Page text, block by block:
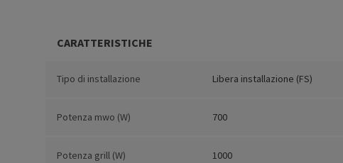
CARATTERISTICHE
Tipo di installazione Libera installazione (FS)
Potenza mwo (W) 700
Potenza grill (W) 1000